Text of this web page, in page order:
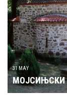
31 MAY
МОЈСИЊСКИ